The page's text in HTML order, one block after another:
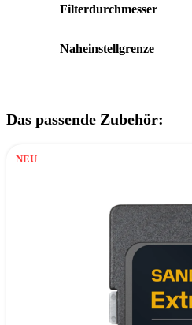
Filterdurchmesser
Naheinstellgrenze
Das passende Zubehör:
NEU